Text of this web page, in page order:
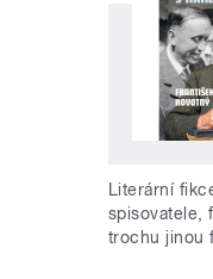
Literární
spisovatele,
trochu jinou